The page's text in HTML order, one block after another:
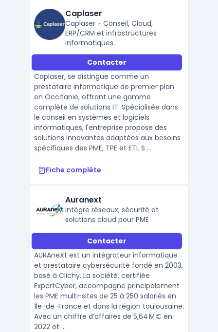
Caplaser
Caplaser - Conseil, Cloud,
ERP/CRM et infrastructures
informatiques.
Contacter
Caplaser, se distingue comme un
prestataire informatique de premier plan
en Occitanie, offrant une gamme
complète de solutions IT. Spécialisée dans
le conseil en systèmes et logiciels
informatiques, l'entreprise propose des
solutions innovantes adaptées aux besoins
spécifiques des PME, TPE et ETI. S ...
Fiche complète
Auranext
Intègre réseaux, sécurité et
solutions cloud pour PME
Contacter
AURAneXt est un intégrateur informatique
et prestataire cybersécurité fondé en 2003,
basé à Clichy. La société, certifiée
ExpertCyber, accompagne principalement
les PME multi-sites de 25 à 250 salariés en
Île-de-France et dans la région toulousaine.
Avec un chiffre d’affaires de 5,64 M € en
2022 et ...